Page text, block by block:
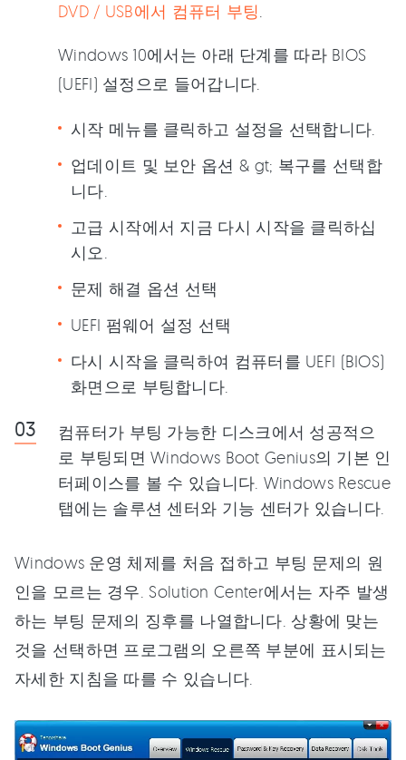
DVD / USB에서 컴퓨터 부팅.
Windows 10에서는 아래 단계를 따라 BIOS
(UEFI) 설정으로 들어갑니다.
시작 메뉴를 클릭하고 설정을 선택합니다.
업데이트 및 보안 옵션 & gt; 복구를 선택합
니다.
고급 시작에서 지금 다시 시작을 클릭하십
시오.
문제 해결 옵션 선택
UEFI 펌웨어 설정 선택
다시 시작을 클릭하여 컴퓨터를 UEFI (BIOS)
화면으로 부팅합니다.
컴퓨터가 부팅 가능한 디스크에서 성공적으
로 부팅되면 Windows Boot Genius의 기본 인
터페이스를 볼 수 있습니다. Windows Rescue
탭에는 솔루션 센터와 기능 센터가 있습니다.
Windows 운영 체제를 처음 접하고 부팅 문제의 원
인을 모르는 경우. Solution Center에서는 자주 발생
하는 부팅 문제의 징후를 나열합니다. 상황에 맞는
것을 선택하면 프로그램의 오른쪽 부분에 표시되는
자세한 지침을 따를 수 있습니다.